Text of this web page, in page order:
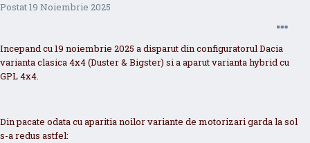
Postat19 Noiembrie 2025
Incepand cu 19 noiembrie 2025 a disparut din configuratorul Dacia
varianta clasica 4x4 (Duster & Bigster) si a aparut varianta hybrid cu
GPL 4x4.
Din pacate odata cu aparitia noilor variante de motorizari garda la sol
s-a redus astfel: